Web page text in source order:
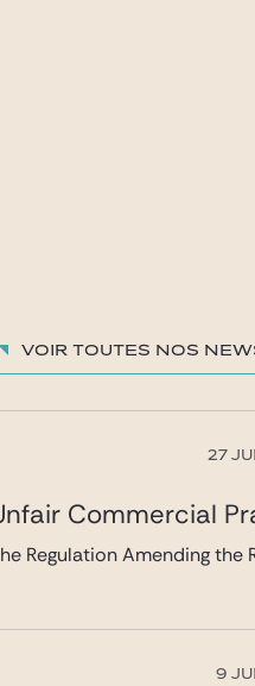
Voir toutes nos
27
Commercial
Regulation Amending the
9